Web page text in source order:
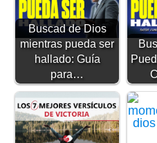
Buscad de Dios
mientras pueda ser
hallado: Guía
para…